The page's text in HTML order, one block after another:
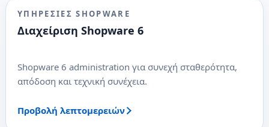
ΥΠΗΡΕΣΊΕΣ SHOPWARE
Διαχείριση Shopware 6
Shopware 6 administration για συνεχή σταθερότητα,
απόδοση και τεχνική συνέχεια.
Προβολή λεπτομερειών